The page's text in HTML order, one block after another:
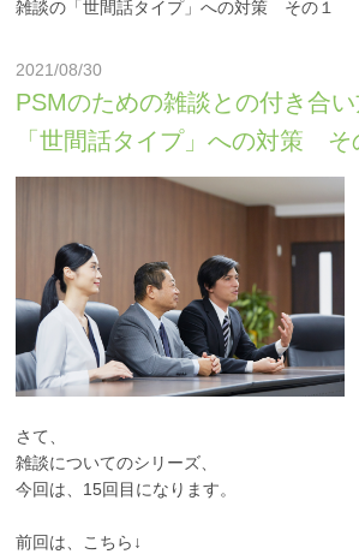
ADHD)
PTSD
身体にかかわる症状が
ある方
心にかかわる症状があ
る方
障害年
雑談の「世間話タイプ」への対策 その１
2021/08/30
PSMのための雑談との付き合
「世間話タイプ」への対策 そ
さて、
雑談についてのシリーズ、
今回は、15回目になります。
前回は、こちら↓